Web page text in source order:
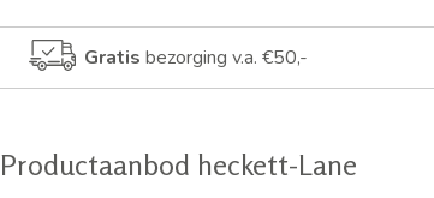
Gratis bezorging v.a. €50,-
Productaanbod heckett-Lane